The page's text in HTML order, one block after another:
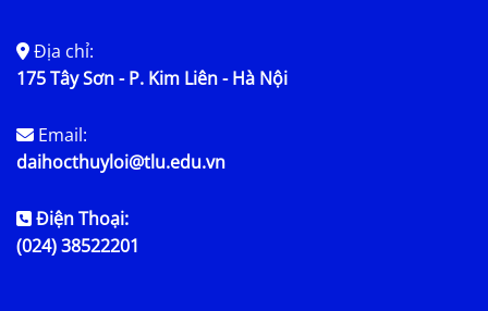
Địa chỉ:
175 Tây Sơn - P. Kim Liên - Hà Nội
Email:
daihocthuyloi@tlu.edu.vn
Điện Thoại:
(024) 38522201